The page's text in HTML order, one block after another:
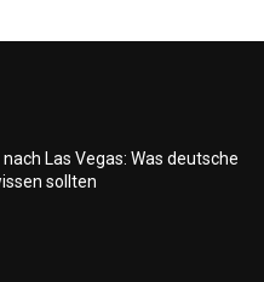
Las Vegas: Was deutsche
sollten